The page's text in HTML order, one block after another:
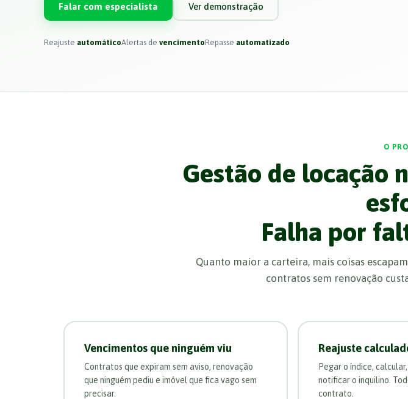
Falar com especialista Ver demonstração
Reajuste automáticoAlertas de vencimentoRepasse automatizado
O
Gestão de locação
Falha por
Quanto maior a carteira, mais coisas
contratos sem renovação
Vencimentos que ninguém viu
Contratos que expiram sem aviso, renovação
que ninguém pediu e imóvel que fica vago sem
precisar.
Reajuste
Pegar o índice,
notificar o inquilino.
contrato.